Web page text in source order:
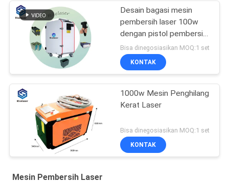
Desain bagasi mesin
pembersih laser 100w
dengan pistol pembersih
0,5kg
Bisa dinegosiasikan MOQ:1 set
KONTAK
1000w Mesin Penghilang
Kerat Laser
Bisa dinegosiasikan MOQ:1 set
KONTAK
Mesin Pembersih Laser